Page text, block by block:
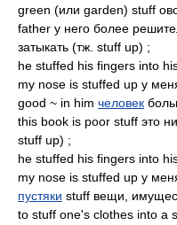
green (или garden) stuff
father у него более
затыкать (тж. stuff up) ;
he stuffed his fingers into
my nose is stuffed up у
good ~ in him человек
this book is poor stuff это
stuff up) ;
he stuffed his fingers into
my nose is stuffed up у
пустяки stuff вещи,
to stuff one's clothes into a